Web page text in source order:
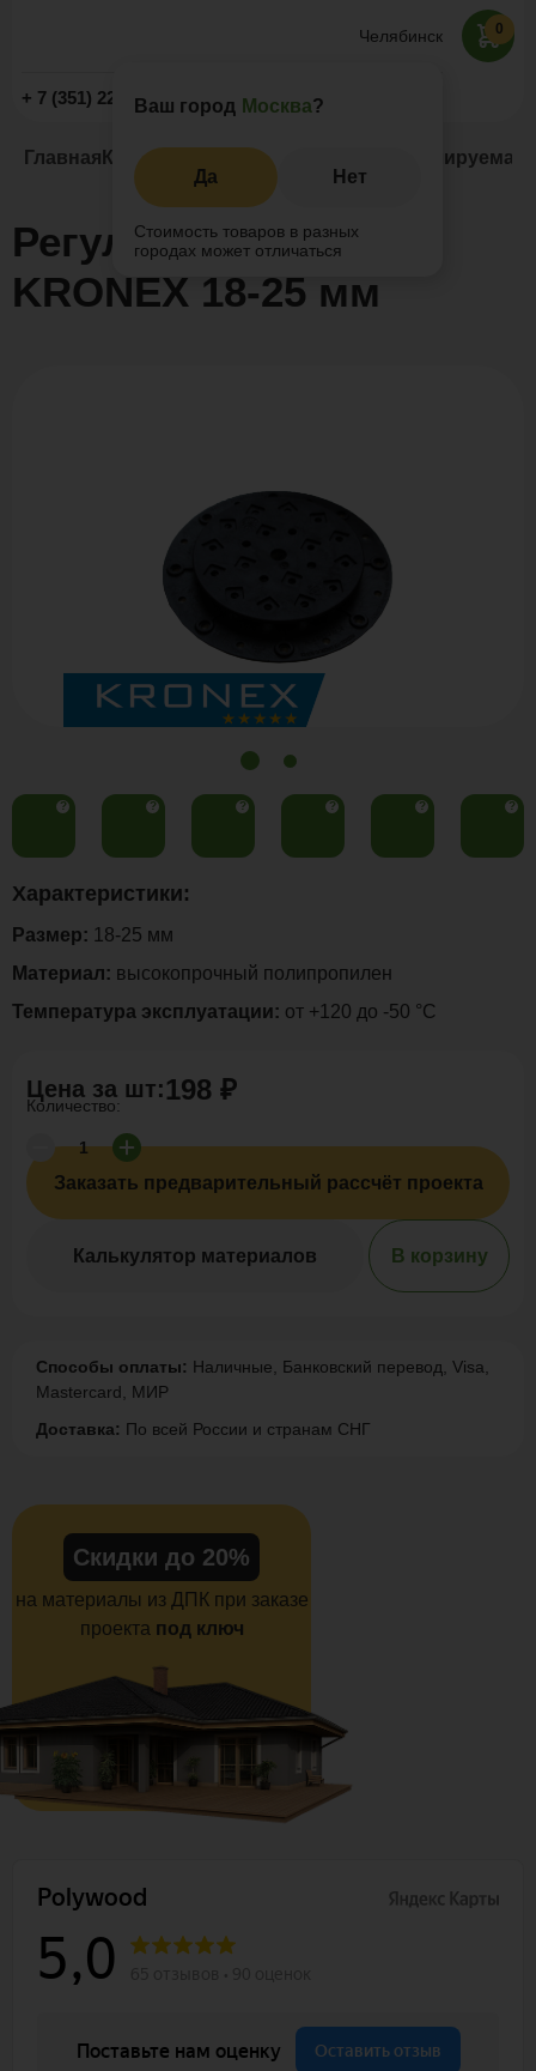
Челябинск
Ваш город Москва?
Да Нет
Стоимость товаров в разных
городах может отличаться
+ 7 (351) 225-89-09 Заказать звонок
0
Главная Каталог Регулируемые опоры
Регулируемая опора
KRONEX 18-25 мм
? ? ? ? ? ?
Цена за шт:198 ₽
Количество:
Заказать предварительный рассчёт проекта
Калькулятор материалов В корзину
Способы оплаты: Наличные, Банковский перевод, Visa,
Mastercard, МИР
Доставка: По всей России и странам СНГ
Характеристики:
Размер: 18-25 мм
Материал: высокопрочный полипропилен
Температура эксплуатации: от +120 до -50 °С
Скидки до 20%
на материалы из ДПК при заказе
проекта под ключ